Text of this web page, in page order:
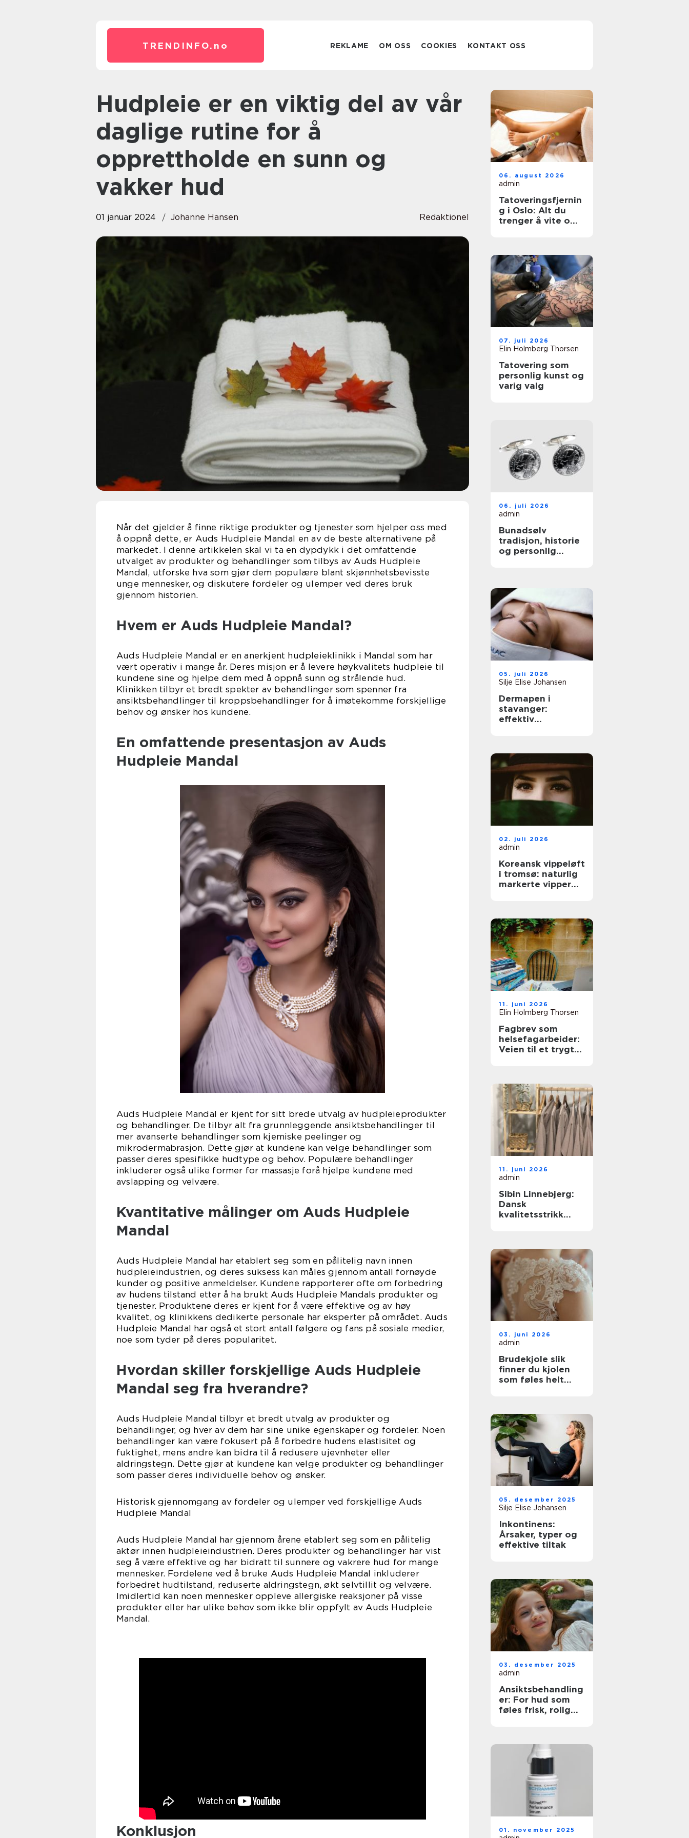
TRENDINFO. no REKLAME OM OSS COOKIES KONTAKT OSS
Hudpleie er en viktig del av vår
daglige rutine for å
opprettholde en sunn og
vakker hud
01 januar 2024 Johanne Hansen Redaktionel
Når det gjelder å finne riktige produkter og tjenester som hjelper oss med
å oppnå dette, er Auds Hudpleie Mandal en av de beste alternativene på
markedet. I denne artikkelen skal vi ta en dypdykk i det omfattende
utvalget av produkter og behandlinger som tilbys av Auds Hudpleie
Mandal, utforske hva som gjør dem populære blant skjønnhetsbevisste
unge mennesker, og diskutere fordeler og ulemper ved deres bruk
gjennom historien.
Hvem er Auds Hudpleie Mandal?
Auds Hudpleie Mandal er en anerkjent hudpleieklinikk i Mandal som har
vært operativ i mange år. Deres misjon er å levere høykvalitets hudpleie til
kundene sine og hjelpe dem med å oppnå sunn og strålende hud.
Klinikken tilbyr et bredt spekter av behandlinger som spenner fra
ansiktsbehandlinger til kroppsbehandlinger for å imøtekomme forskjellige
behov og ønsker hos kundene.
En omfattende presentasjon av Auds
Hudpleie Mandal
Auds Hudpleie Mandal er kjent for sitt brede utvalg av hudpleieprodukter
og behandlinger. De tilbyr alt fra grunnleggende ansiktsbehandlinger til
mer avanserte behandlinger som kjemiske peelinger og
mikrodermabrasjon. Dette gjør at kundene kan velge behandlinger som
passer deres spesifikke hudtype og behov. Populære behandlinger
inkluderer også ulike former for massasje forå hjelpe kundene med
avslapping og velvære.
Kvantitative målinger om Auds Hudpleie
Mandal
Auds Hudpleie Mandal har etablert seg som en pålitelig navn innen
hudpleieindustrien, og deres suksess kan måles gjennom antall fornøyde
kunder og positive anmeldelser. Kundene rapporterer ofte om forbedring
av hudens tilstand etter å ha brukt Auds Hudpleie Mandals produkter og
tjenester. Produktene deres er kjent for å være effektive og av høy
kvalitet, og klinikkens dedikerte personale har eksperter på området. Auds
Hudpleie Mandal har også et stort antall følgere og fans på sosiale medier,
noe som tyder på deres popularitet.
Hvordan skiller forskjellige Auds Hudpleie
Mandal seg fra hverandre?
Auds Hudpleie Mandal tilbyr et bredt utvalg av produkter og
behandlinger, og hver av dem har sine unike egenskaper og fordeler. Noen
behandlinger kan være fokusert på å forbedre hudens elastisitet og
fuktighet, mens andre kan bidra til å redusere ujevnheter eller
aldringstegn. Dette gjør at kundene kan velge produkter og behandlinger
som passer deres individuelle behov og ønsker.
Historisk gjennomgang av fordeler og ulemper ved forskjellige Auds
Hudpleie Mandal
Auds Hudpleie Mandal har gjennom årene etablert seg som en pålitelig
aktør innen hudpleieindustrien. Deres produkter og behandlinger har vist
seg å være effektive og har bidratt til sunnere og vakrere hud for mange
mennesker. Fordelene ved å bruke Auds Hudpleie Mandal inkluderer
forbedret hudtilstand, reduserte aldringstegn, økt selvtillit og velvære.
Imidlertid kan noen mennesker oppleve allergiske reaksjoner på visse
produkter eller har ulike behov som ikke blir oppfylt av Auds Hudpleie
Mandal.
Konklusjon
06. august 2026
admin
Tatoveringsfjernin
g i Oslo: Alt du
trenger å vite om
07. juli 2026
Elin Holmberg Thorsen
Tatovering som
personlig kunst og
varig valg
06. juli 2026
admin
Bunadsølv
tradisjon, historie
og personlig
05. juli 2026
Silje Elise Johansen
Dermapen i
stavanger:
effektiv
02. juli 2026
admin
Koreansk vippeløft
i tromsø: naturlig
markerte vipper
11. juni 2026
Elin Holmberg Thorsen
Fagbrev som
helsefagarbeider:
Veien til et trygt
11. juni 2026
admin
Sibin Linnebjerg:
Dansk
kvalitetsstrikk
03. juni 2026
admin
Brudekjole slik
finner du kjolen
som føles helt
05. desember 2025
Silje Elise Johansen
Inkontinens:
Årsaker, typer og
effektive tiltak
03. desember 2025
admin
Ansiktsbehandling
er: For hud som
føles frisk, rolig
01. november 2025